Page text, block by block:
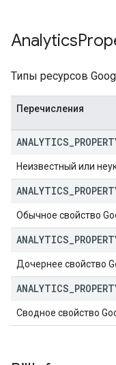
Analytics
Типы ресурсов
Перечисления
ANALYTICS
Неизвестный или
ANALYTICS
Обычное свойство
ANALYTICS
Дочернее свойство
ANALYTICS
Сводное свойство